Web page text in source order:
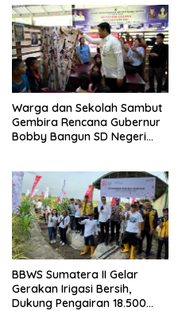
Warga dan Sekolah Sambut
Gembira Rencana Gubernur
Bobby Bangun SD Negeri
BBWS Sumatera II Gelar
Gerakan Irigasi Bersih,
Dukung Pengairan 18.500